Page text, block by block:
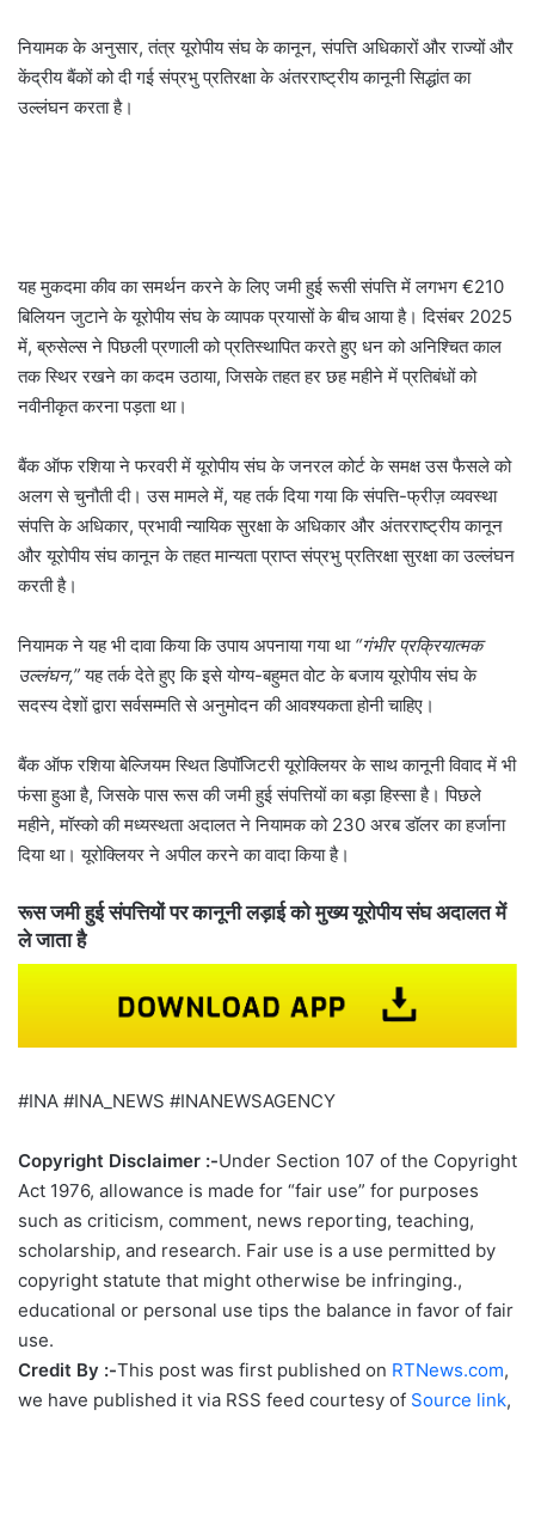
नियामक के अनुसार, तंत्र यूरोपीय संघ के कानून, संपत्ति अधिकारों और राज्यों और
केंद्रीय बैंकों को दी गई संप्रभु प्रतिरक्षा के अंतरराष्ट्रीय कानूनी सिद्धांत का
उल्लंघन करता है।
यह मुकदमा कीव का समर्थन करने के लिए जमी हुई रूसी संपत्ति में लगभग €210
बिलियन जुटाने के यूरोपीय संघ के व्यापक प्रयासों के बीच आया है। दिसंबर 2025
में, ब्रुसेल्स ने पिछली प्रणाली को प्रतिस्थापित करते हुए धन को अनिश्चित काल
तक स्थिर रखने का कदम उठाया, जिसके तहत हर छह महीने में प्रतिबंधों को
नवीनीकृत करना पड़ता था।
बैंक ऑफ रशिया ने फरवरी में यूरोपीय संघ के जनरल कोर्ट के समक्ष उस फैसले को
अलग से चुनौती दी। उस मामले में, यह तर्क दिया गया कि संपत्ति-फ्रीज़ व्यवस्था
संपत्ति के अधिकार, प्रभावी न्यायिक सुरक्षा के अधिकार और अंतरराष्ट्रीय कानून
और यूरोपीय संघ कानून के तहत मान्यता प्राप्त संप्रभु प्रतिरक्षा सुरक्षा का उल्लंघन
करती है।
नियामक ने यह भी दावा किया कि उपाय अपनाया गया था “गंभीर प्रक्रियात्मक
उल्लंघन,”यह तर्क देते हुए कि इसे योग्य-बहुमत वोट के बजाय यूरोपीय संघ के
सदस्य देशों द्वारा सर्वसम्मति से अनुमोदन की आवश्यकता होनी चाहिए।
बैंक ऑफ रशिया बेल्जियम स्थित डिपॉजिटरी यूरोक्लियर के साथ कानूनी विवाद में भी
फंसा हुआ है, जिसके पास रूस की जमी हुई संपत्तियों का बड़ा हिस्सा है। पिछले
महीने, मॉस्को की मध्यस्थता अदालत ने नियामक को 230 अरब डॉलर का हर्जाना
दिया था। यूरोक्लियर ने अपील करने का वादा किया है।
रूस जमी हुई संपत्तियों पर कानूनी लड़ाई को मुख्य यूरोपीय संघ अदालत में
ले जाता है
#INA #INA_NEWS #INANEWSAGENCY
Copyright Disclaimer :-Under Section 107 of the Copyright
Act 1976, allowance is made for “fair use” for purposes
such as criticism, comment, news reporting, teaching,
scholarship, and research. Fair use is a use permitted by
copyright statute that might otherwise be infringing.,
educational or personal use tips the balance in favor of fair
use.
Credit By :-This post was first published on RTNews.com,
we have published it via RSS feed courtesy of Source link,